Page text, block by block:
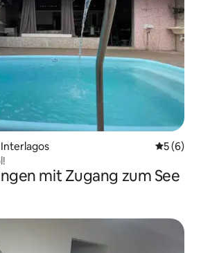
5 (6)
mit Zugang zum See